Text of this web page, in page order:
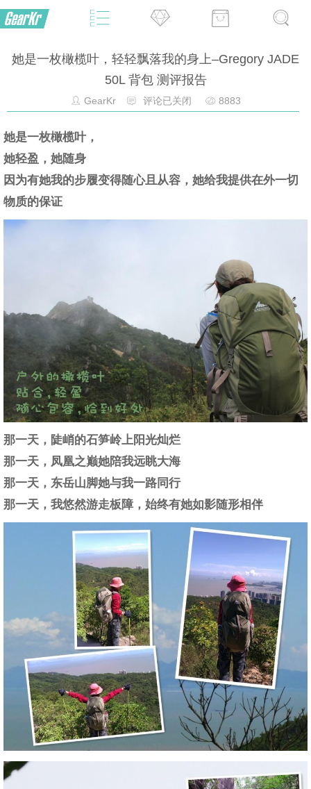
她是一枚橄榄叶，轻轻飘落我的身上–Gregory JADE
50L 背包 测评报告
GearKr 评论已关闭 8883
她是一枚橄榄叶，
她轻盈，她随身
因为有她我的步履变得随心且从容，她给我提供在外一切
物质的保证
那一天，陡峭的石笋岭上阳光灿烂
那一天，凤凰之巅她陪我远眺大海
那一天，东岳山脚她与我一路同行
那一天，我悠然游走板障，始终有她如影随形相伴